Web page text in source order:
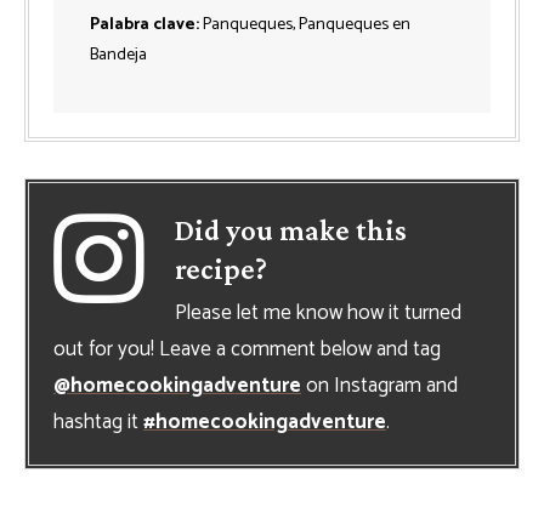
Palabra clave:Panqueques, Panqueques en
Bandeja
Did you make this
recipe?
Please let me know how it turned
out for you! Leave a comment below and tag
@homecookingadventureon Instagram and
hashtag it#homecookingadventure.